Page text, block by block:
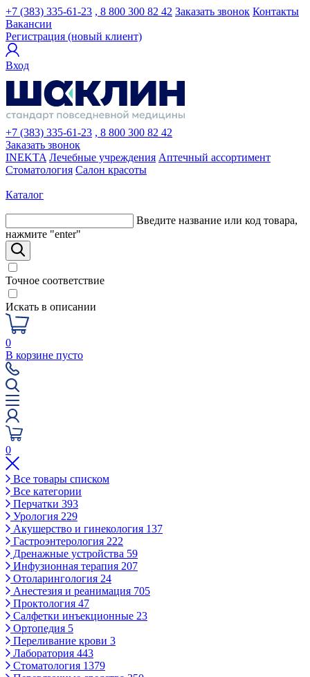
+7 (383) 335-61-23 , 8 800 300 82 42 Заказать звонок Контакты
Вакансии
Регистрация (новый клиент)
Вход
+7 (383) 335-61-23 , 8 800 300 82 42
Заказать звонок
INEKTA Лечебные учреждения Аптечный ассортимент
Стоматология Салон красоты
Каталог
Введите название или код товара,
нажмите "enter"
Точное соответствие
Искать в описании
0
В корзине пусто
0
Все товары списком
Все категории
Перчатки 393
Урология 229
Акушерство и гинекология 137
Гастроэнтерология 222
Дренажные устройства 59
Инфузионная терапия 207
Отоларингология 24
Анестезия и реанимация 705
Проктология 47
Салфетки инъекционные 23
Ортопедия 5
Переливание крови 3
Лаборатория 443
Стоматология 1379